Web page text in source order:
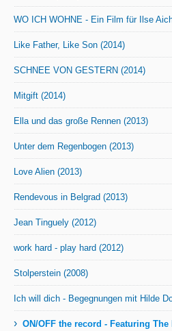
WO ICH WOHNE - Ein Film für Ilse
Like Father, Like Son (2014)
SCHNEE VON GESTERN (2014)
Mitgift (2014)
Ella und das große Rennen (2013)
Unter dem Regenbogen (2013)
Love Alien (2013)
Rendevous in Belgrad (2013)
Jean Tinguely (2012)
work hard - play hard (2012)
Stolperstein (2008)
Ich will dich - Begegnungen mit Hilde
› ON/OFF the record - Featuring The